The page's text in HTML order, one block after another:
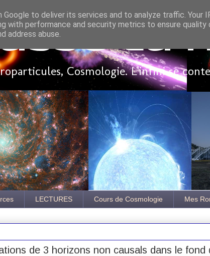
là
Cosmologie. L'infini se
LECTURES Cours de Cosmologie Mes
de 3 horizons non causals dans le fond
to deliver its services and to analyze traffic. Your
with performance and security metrics to ensure quality
address abuse.